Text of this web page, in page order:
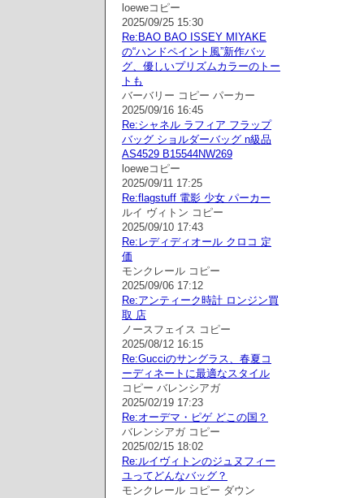
loeweコピー
2025/09/25 15:30
Re:BAO BAO ISSEY MIYAKE
の“ハンドペイント風”新作バッ
グ、優しいプリズムカラーのトー
トも
バーバリー コピー パーカー
2025/09/16 16:45
Re:シャネル ラフィア フラップ
バッグ ショルダーバッグ n級品
AS4529 B15544NW269
loeweコピー
2025/09/11 17:25
Re:flagstuff 電影 少女 パーカー
ルイ ヴィトン コピー
2025/09/10 17:43
Re:レディディオール クロコ 定
価
モンクレール コピー
2025/09/06 17:12
Re:アンティーク時計 ロンジン買
取 店
ノースフェイス コピー
2025/08/12 16:15
Re:Gucciのサングラス、春夏コ
ーディネートに最適なスタイル
コピー バレンシアガ
2025/02/19 17:23
Re:オーデマ・ピゲ どこの国？
バレンシアガ コピー
2025/02/15 18:02
Re:ルイヴィトンのジュヌフィー
ユってどんなバッグ？
モンクレール コピー ダウン